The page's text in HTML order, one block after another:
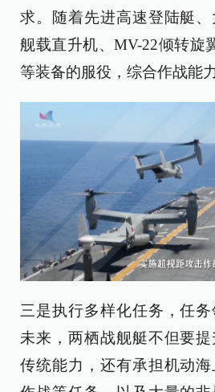
求。随着先进高速登陆艇
舰载直升机、MV-22倾转旋
等装备的服役，综合作战能
三是执行多样化任务，任务
未来，两栖战舰艇不但要
传统能力，还有承担机动